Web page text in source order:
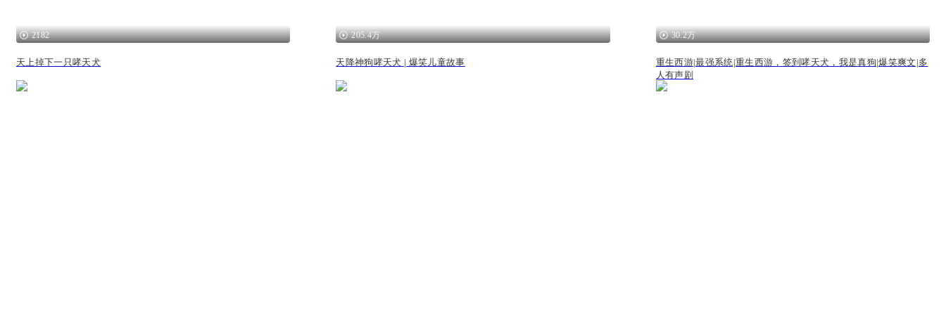
2182
天上掉下一只哮天犬
205.4万
天降神狗哮天犬 | 爆笑儿童故事
30.2万
重生西游|最强系统|重生西游，签到哮天犬，我是真狗|爆笑爽文|多
人有声剧